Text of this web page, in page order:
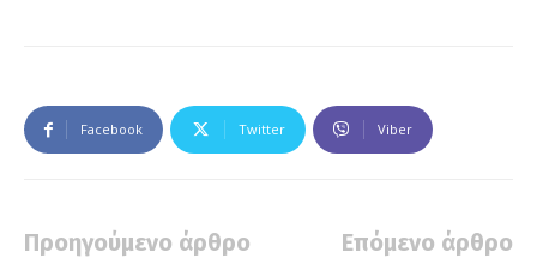
Facebook Twitter Viber
Προηγούμενο άρθρο
Επόμενο άρθρο